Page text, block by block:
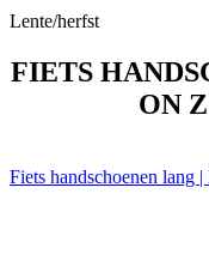
Lente/herfst
FIETS
ON
Fiets handschoenen